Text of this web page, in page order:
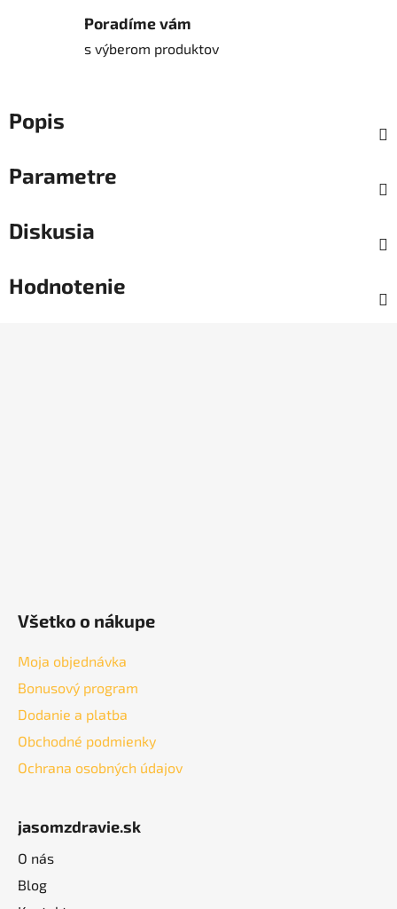
Poradíme vám
s výberom produktov
Popis
Parametre
Diskusia
Hodnotenie
Všetko o nákupe
Moja objednávka
Bonusový program
Dodanie a platba
Obchodné podmienky
Ochrana osobných údajov
jasomzdravie.sk
O nás
Blog